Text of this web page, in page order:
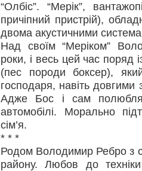
“Олбіс”. “Мерік”,
причіпний пристрій),
двома акустичними
Над своїм “Меріком”
роки, і весь цей час поряд
(пес породи боксер),
господаря, навіть
Адже Бос і сам
автомобілі. Морально
сім’я.
* * *
Родом Володимир Ребро з
району. Любов до